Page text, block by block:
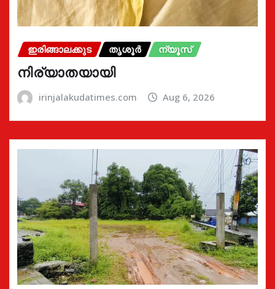
ഇരിങ്ങാലക്കുട തൃശൂർ ന്യൂസ്
നിര്യാതയായി
irinjalakudatimes.com Aug 6, 2026